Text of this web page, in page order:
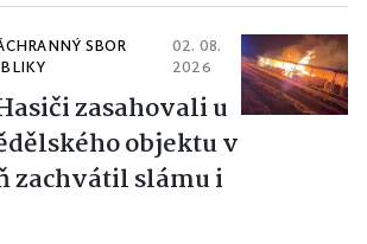
SBOR
02. 08.
2026
zasahovali u
objektu v
zachvátil slámu i